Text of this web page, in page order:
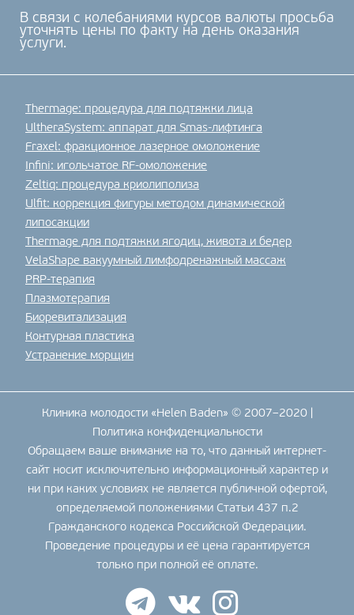
В связи с колебаниями курсов валюты просьба
уточнять цены по факту на день оказания
услуги.
Thermage: процедура для подтяжки лица
UltheraSystem: аппарат для Smas-лифтинга
Fraxel: фракционное лазерное омоложение
Infini: игольчатое RF-омоложение
Zeltiq: процедура криолиполиза
Ulfit: коррекция фигуры методом динамической
липосакции
Thermage для подтяжки ягодиц, живота и бедер
VelaShape вакуумный лимфодренажный массаж
PRP-терапия
Плазмотерапия
Биоревитализация
Контурная пластика
Устранение морщин
Клиника молодости «Helen Baden» © 2007–2020 |
Политика конфиденциальности
Обращаем ваше внимание на то, что данный интернет-
сайт носит исключительно информационный характер и
ни при каких условиях не является публичной офертой,
определяемой положениями Статьи 437 п.2
Гражданского кодекса Российской Федерации.
Проведение процедуры и её цена гарантируется
только при полной её оплате.